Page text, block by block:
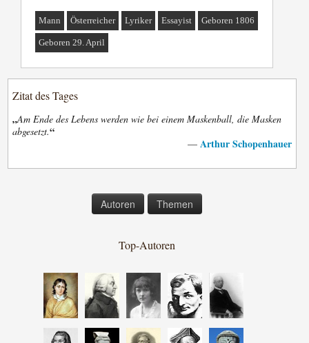
Mann Österreicher Lyriker Essayist Geboren 1806
Geboren 29. April
Zitat des Tages
„Am Ende des Lebens werden wie bei einem Maskenball, die Masken
abgesetzt.“
— Arthur Schopenhauer
Autoren Themen
Top-Autoren